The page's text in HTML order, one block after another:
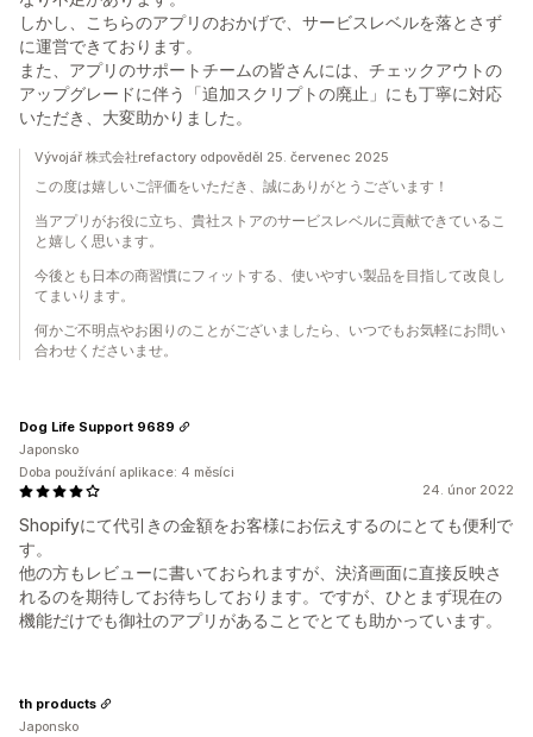
しかし、こちらのアプリのおかげで、サービスレベルを落とさず
に運営できております。
また、アプリのサポートチームの皆さんには、チェックアウトの
アップグレードに伴う「追加スクリプトの廃止」にも丁寧に対応
いただき、大変助かりました。
Vývojář 株式会社refactory odpověděl 25. červenec 2025
この度は嬉しいご評価をいただき、誠にありがとうございます！
当アプリがお役に立ち、貴社ストアのサービスレベルに貢献できているこ
と嬉しく思います。
今後とも日本の商習慣にフィットする、使いやすい製品を目指して改良し
てまいります。
何かご不明点やお困りのことがございましたら、いつでもお気軽にお問い
合わせくださいませ。
24. únor 2022
Shopifyにて代引きの金額をお客様にお伝えするのにとても便利で
す。
他の方もレビューに書いておられますが、決済画面に直接反映さ
れるのを期待してお待ちしております。ですが、ひとまず現在の
機能だけでも御社のアプリがあることでとても助かっています。
Dog Life Support 9689
Japonsko
Doba používání aplikace: 4 měsíci
th products
Japonsko